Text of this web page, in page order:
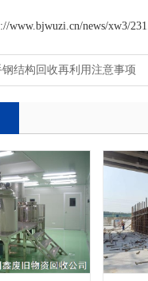
www.bjwuzi.cn/news/xw3/
钢结构回收再利用注意事项